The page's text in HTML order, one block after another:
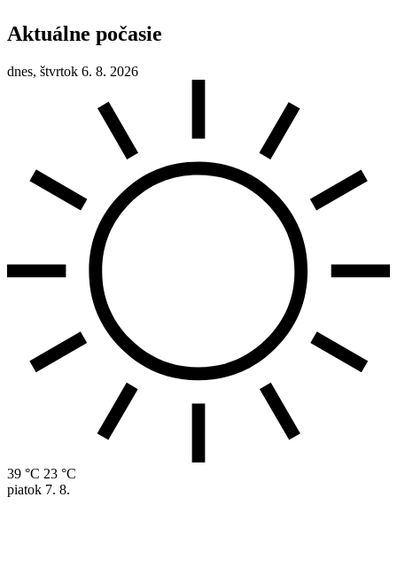
Aktuálne počasie
dnes, štvrtok 6. 8. 2026
39 °C 23 °C
piatok 7. 8.